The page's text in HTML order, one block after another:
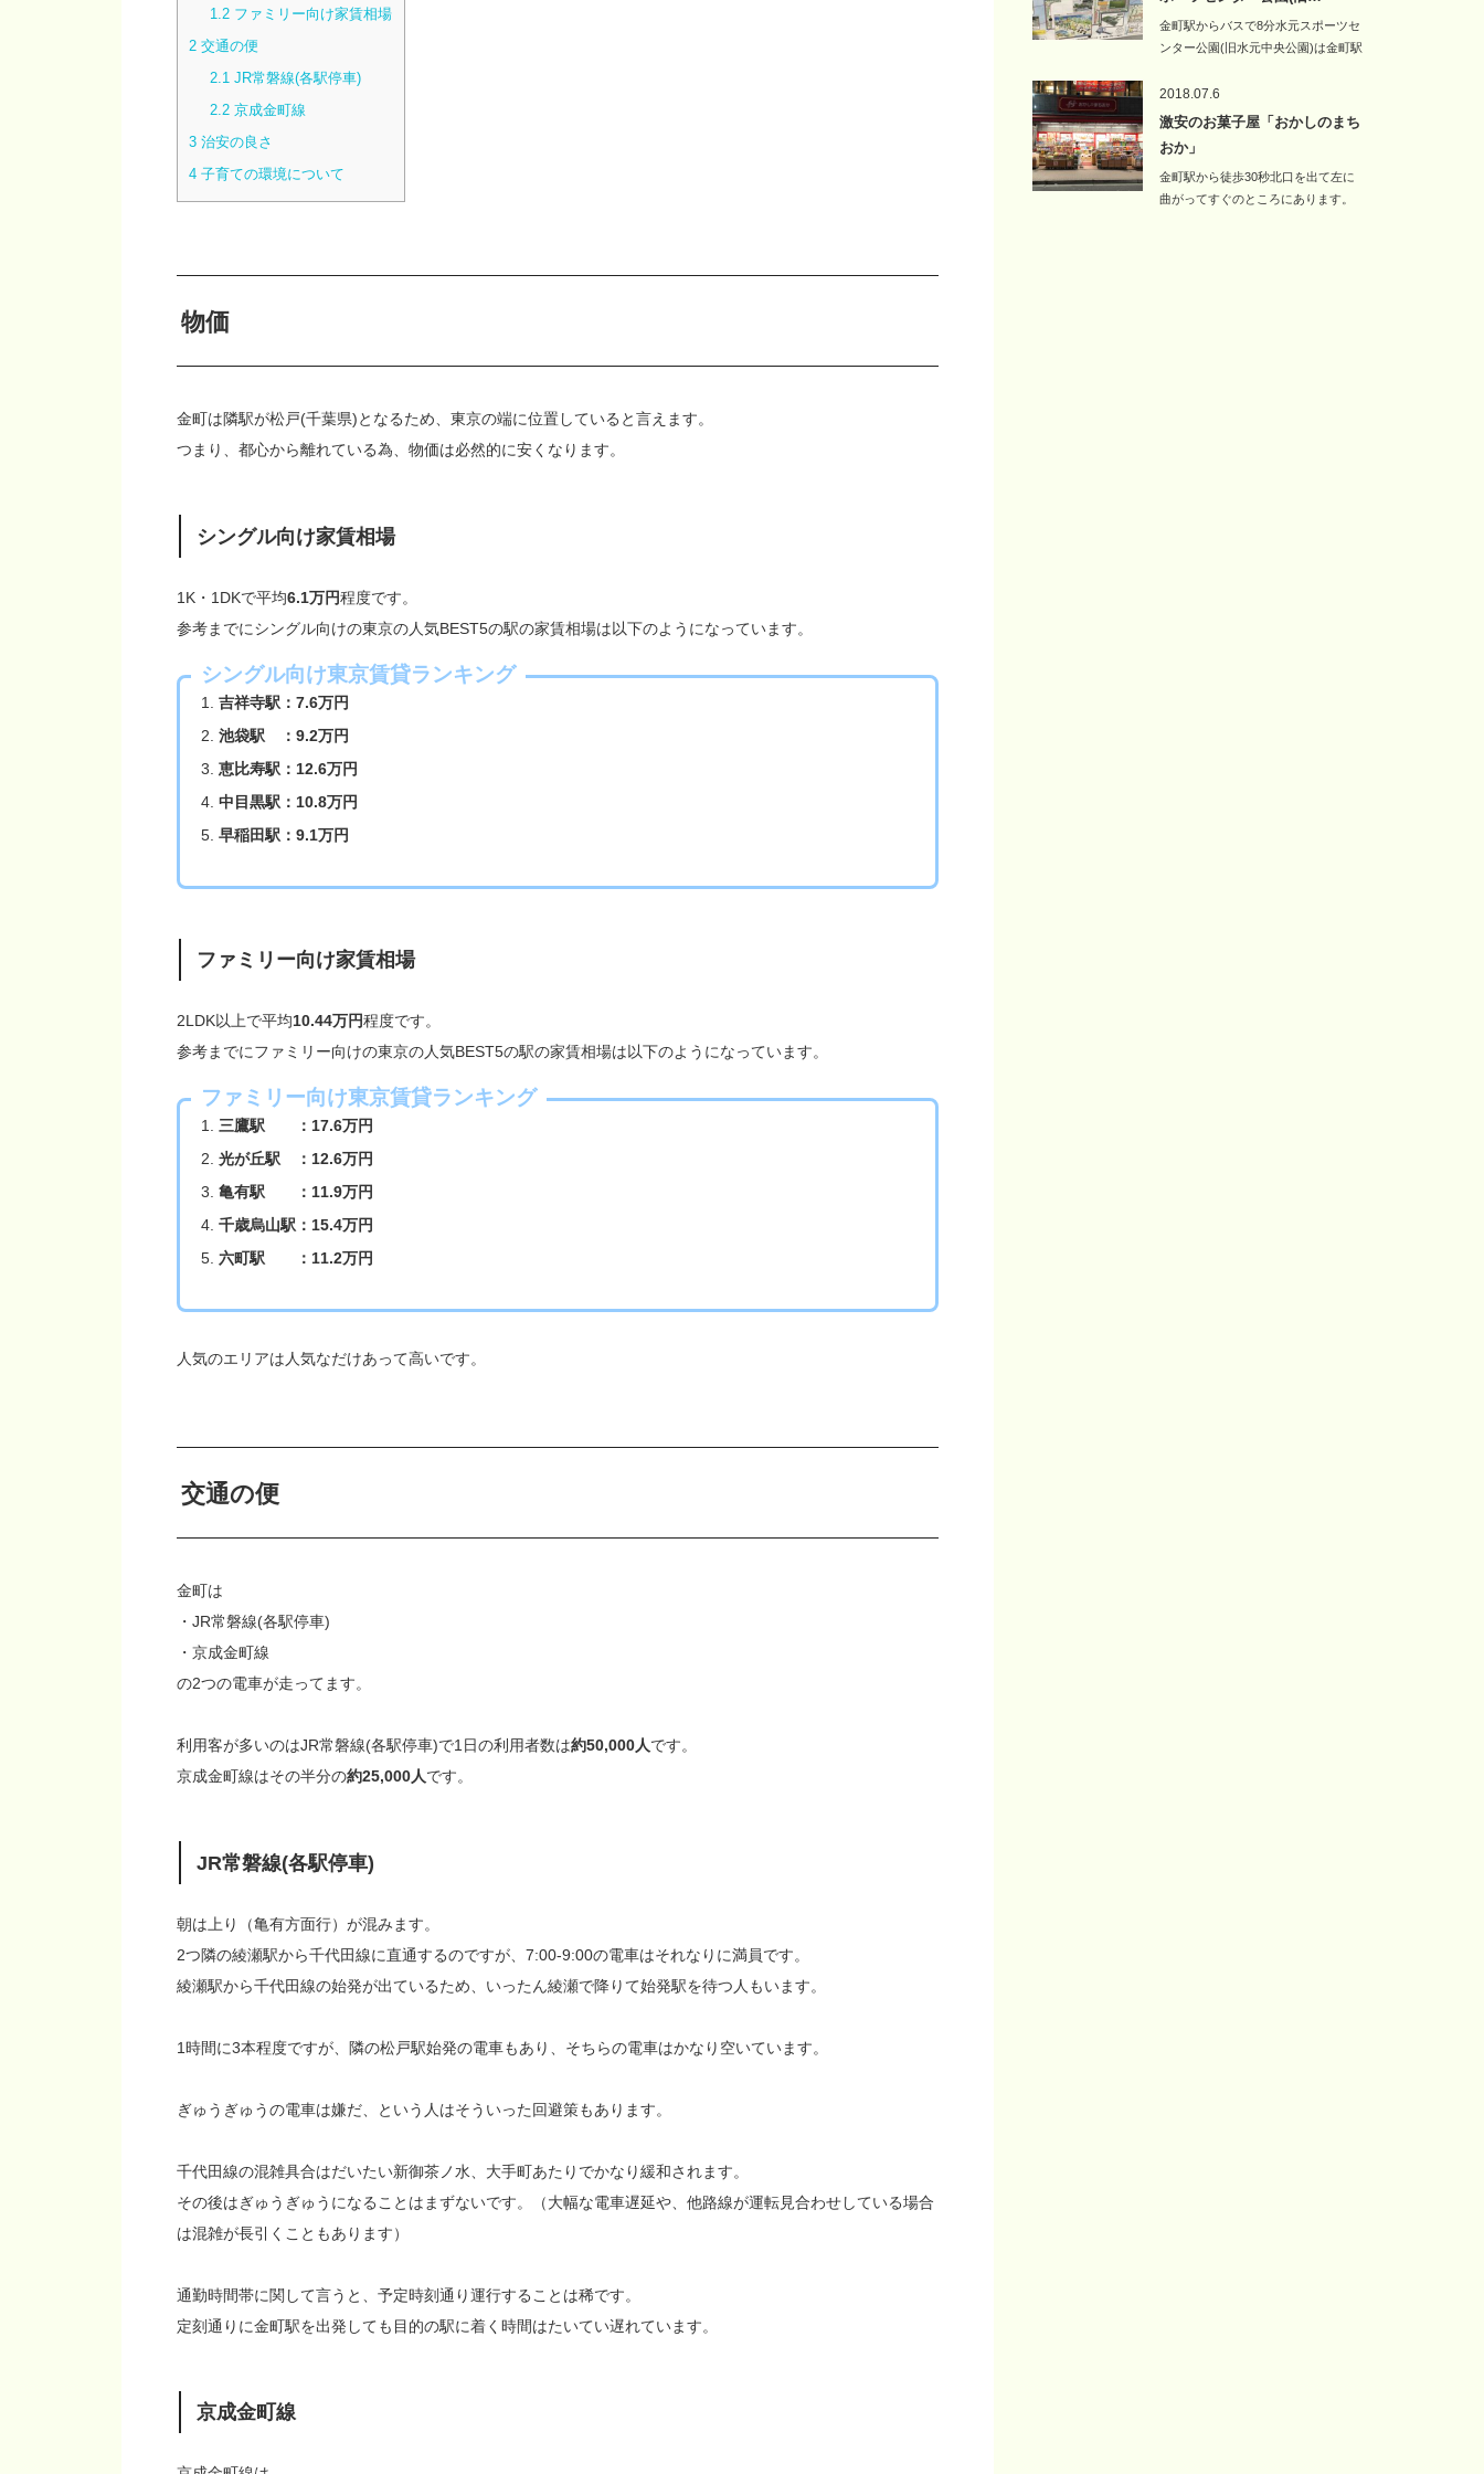
1.2 ファミリー向け家賃相場
2交通の便
2.1 JR常磐線(各駅停車)
2.2 京成金町線
3治安の良さ
4子育ての環境について
物価
金町は隣駅が松戸(千葉県)となるため、東京の端に位置していると言えます。
つまり、都心から離れている為、物価は必然的に安くなります。
シングル向け家賃相場
1K・1DKで平均6.1万円程度です。
参考までにシングル向けの東京の人気BEST5の駅の家賃相場は以下のようになっています。
シングル向け東京賃貸ランキング
吉祥寺駅：7.6万円
池袋駅 ：9.2万円
恵比寿駅：12.6万円
中目黒駅：10.8万円
早稲田駅：9.1万円
ファミリー向け家賃相場
2LDK以上で平均10.44万円程度です。
参考までにファミリー向けの東京の人気BEST5の駅の家賃相場は以下のようになっています。
ファミリー向け東京賃貸ランキング
三鷹駅 ：17.6万円
光が丘駅 ：12.6万円
亀有駅 ：11.9万円
千歳烏山駅：15.4万円
六町駅 ：11.2万円
人気のエリアは人気なだけあって高いです。
交通の便
金町は
・JR常磐線(各駅停車)
・京成金町線
の2つの電車が走ってます。
利用客が多いのはJR常磐線(各駅停車)で1日の利用者数は約50,000人です。
京成金町線はその半分の約25,000人です。
JR常磐線(各駅停車)
朝は上り（亀有方面行）が混みます。
2つ隣の綾瀬駅から千代田線に直通するのですが、7:00-9:00の電車はそれなりに満員です。
綾瀬駅から千代田線の始発が出ているため、いったん綾瀬で降りて始発駅を待つ人もいます。
1時間に3本程度ですが、隣の松戸駅始発の電車もあり、そちらの電車はかなり空いています。
ぎゅうぎゅうの電車は嫌だ、という人はそういった回避策もあります。
千代田線の混雑具合はだいたい新御茶ノ水、大手町あたりでかなり緩和されます。
その後はぎゅうぎゅうになることはまずないです。（大幅な電車遅延や、他路線が運転見合わせしている場合
は混雑が長引くこともあります）
通勤時間帯に関して言うと、予定時刻通り運行することは稀です。
定刻通りに金町駅を出発しても目的の駅に着く時間はたいてい遅れています。
京成金町線
金町駅からバスで8分水元スポーツセ
ンター公園(旧水元中央公園)は金町駅
2018.07.6
激安のお菓子屋「おかしのまち
おか」
金町駅から徒歩30秒北口を出て左に
曲がってすぐのところにあります。